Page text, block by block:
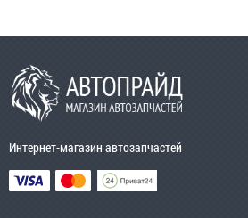
Интернет-магазин автозапчастей